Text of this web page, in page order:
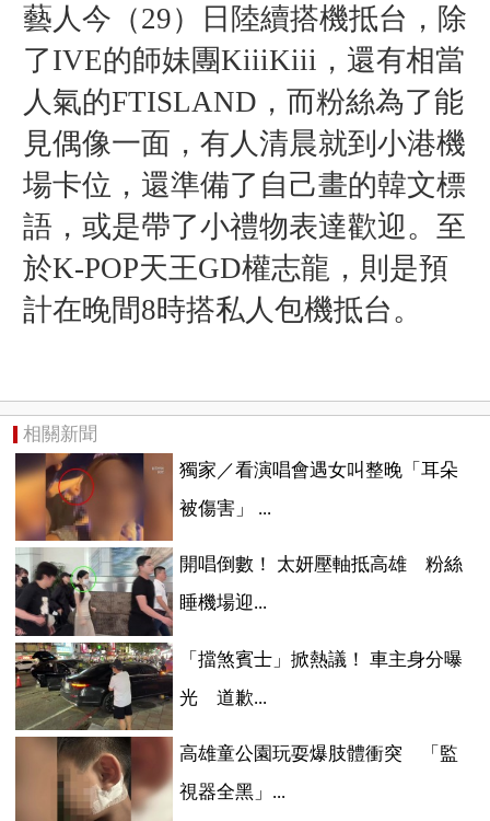
藝人今（29）日陸續搭機抵台，除
了IVE的師妹團KiiiKiii，還有相當
人氣的FTISLAND，而粉絲為了能
見偶像一面，有人清晨就到小港機
場卡位，還準備了自己畫的韓文標
語，或是帶了小禮物表達歡迎。至
於K-POP天王GD權志龍，則是預
計在晚間8時搭私人包機抵台。
相關新聞
獨家／看演唱會遇女叫整晚「耳朵
被傷害」 ...
開唱倒數！ 太妍壓軸抵高雄 粉絲
睡機場迎...
「擋煞賓士」掀熱議！ 車主身分曝
光 道歉...
高雄童公園玩耍爆肢體衝突 「監
視器全黑」...